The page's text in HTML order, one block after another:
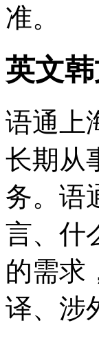
准。
英文
语通上
长期从
务。语
言、什
的需求
译、涉